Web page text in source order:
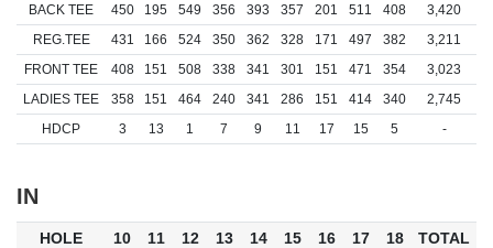
BACK TEE 450 195 549 356 393 357 201 511 408
3,420
REG.TEE
431 166 524 350 362 328 171 497 382
3,211
FRONT TEE
408 151 508 338 341 301 151 471 354
3,023
LADIES TEE
358 151 464 240 341 286 151 414 340
2,745
HDCP
3 13 1 7 9 11 17 15 5 -
IN
HOLE 10 11 12 13 14 15 16 17 18
TOTAL